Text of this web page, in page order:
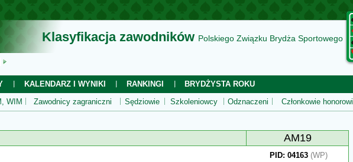
Klasyfikacja zawodników Polskiego Związku Brydża Sportowego
KALENDARZ I WYNIKI RANKINGI
BRYDŻYSTA ROKU
WIM Zawodnicy zagraniczni Sędziowie Szkoleniowcy Odznaczeni Członkowie honorowi
AM19
PID: 04163 (WP)